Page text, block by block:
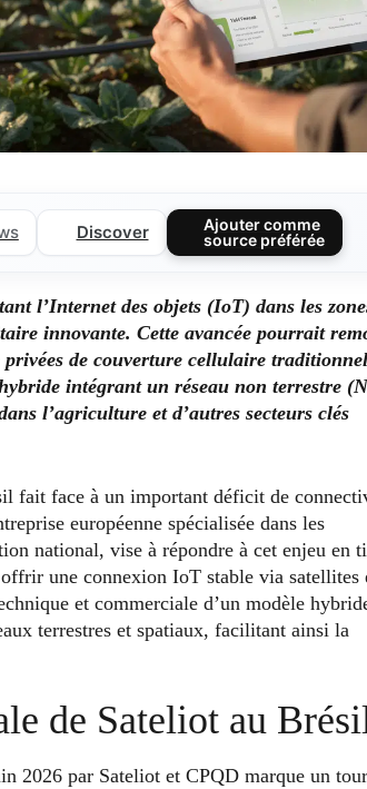
Discover
Ajouter comme
source préférée
l’Internet des objets (IoT) dans les
innovante. Cette avancée pourrait
de couverture cellulaire
intégrant un réseau non terrestre
l’agriculture et d’autres secteurs clés
fait face à un important déficit de
européenne spécialisée dans les
national, vise à répondre à cet enjeu en
une connexion IoT stable via satellites
et commerciale d’un modèle
terrestres et spatiaux, facilitant ainsi la
de Sateliot au
2026 par Sateliot et CPQD marque un